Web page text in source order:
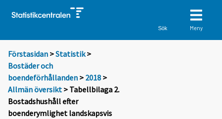
Sök Meny
Förstasidan >Statistik >
Bostäder och
boendeförhållanden > 2018 >
Allmän översikt > Tabellbilaga 2.
Bostadshushåll efter
boenderymlighet landskapsvis